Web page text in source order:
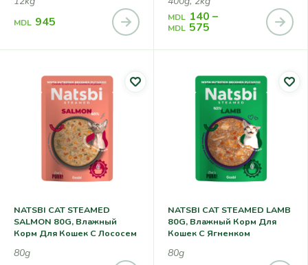
MDL 945 MDL 140 –
MDL 575
NATSBI CAT STEAMED
SALMON 80G, Влажный
Корм Для Кошек С Лососем
80g
NATSBI CAT STEAMED LAMB
80G, Влажный Корм Для
Кошек С Ягненком
80g